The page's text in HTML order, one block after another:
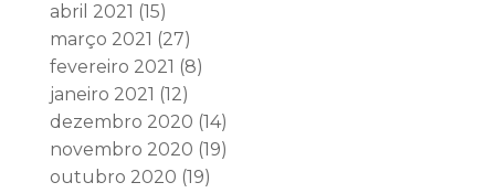
abril 2021 (15)
março 2021 (27)
fevereiro 2021 (8)
janeiro 2021 (12)
dezembro 2020 (14)
novembro 2020 (19)
outubro 2020 (19)